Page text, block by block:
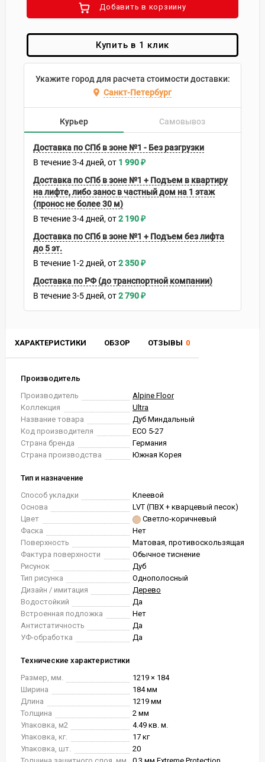
ХАРАКТЕРИСТИКИ ОБЗОР ОТЗЫВЫ 0
Производитель
Производитель
Alpine Floor
Коллекция
Ultra
Название товара
Дуб Миндальный
Код производителя
ЕСО 5-27
Страна бренда
Германия
Страна производства
Южная Корея
Тип и назначение
Способ укладки
Клеевой
Основа
LVT (ПВХ + кварцевый песок)
Цвет
Светло-коричневый
Фаска
Нет
Поверхность
Матовая, противоскользящая
Фактура поверхности
Обычное тиснение
Рисунок
Дуб
Тип рисунка
Однополосный
Дизайн / имитация
Дерево
Водостойкий
Да
Встроенная подложка
Нет
Антистатичность
Да
УФ-обработка
Да
Технические характеристики
Размер, мм.
1219 × 184
Ширина
184 мм
Длина
1219 мм
Толщина
2 мм
Упаковка, м2
4.49 кв. м.
Упаковка, кг.
17 кг
Упаковка, шт.
20
Добавить в корзиину
Купить в 1 клик
Укажите город для расчета стоимости доставки:
Санкт-Петербург
Курьер Самовывоз
Доставка по СПб в зоне №1 - Без разгрузки
В течение3-4 дней 1 990₽
Доставка по СПб в зоне №1 + Подъем в квартиру
на лифте, либо занос в частный дом на 1 этаж
(пронос не более 30 м)
В течение3-4 дней 2 190₽
Доставка по СПб в зоне №1 + Подъем без лифта
до 5 эт.
В течение 1-2 дней 2 350₽
Доставка по РФ (до транспортной компании)
В течение3-5 дней 2 790₽